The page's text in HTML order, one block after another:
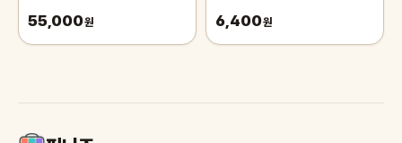
55,000원 6,400원